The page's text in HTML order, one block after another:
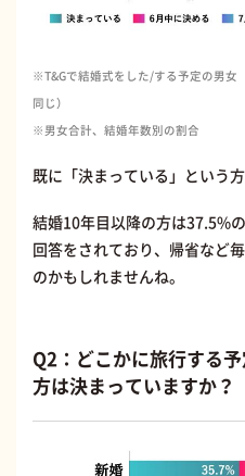
※T&Gで結婚式をした/する予定の男女
同じ）
※男女合計、結婚年数別の割合
既に「決まっている」という方
結婚10年目以降の方は37.5%
回答をされており、帰省など
のかもしれませんね。
Q2：どこかに旅行する
方は決まっていますか？